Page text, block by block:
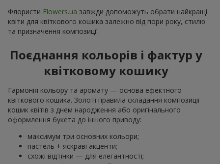
Флористи Flowers.ua завжди допоможуть обрати найкращі
квіти для квіткового кошика залежно від пори року, стилю
та призначення композиції.
Поєднання кольорів і фактур у
квітковому кошику
Гармонія кольору та аромату — основа ефектного
квіткового кошика. Золоті правила складання композиції
кошик квітів з днем ​​народження або оригінального
оформлення букета до іншого приводу:
максимум три основних кольори;
пастель + яскраві акценти;
схожі відтінки — для елегантності;